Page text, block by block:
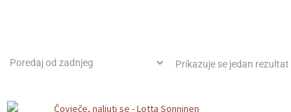
Prikazuje se jedan rezultat